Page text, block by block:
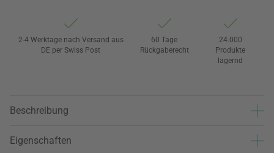
2-4 Werktage nach Versand aus
DE per Swiss Post
60 Tage
Rückgaberecht
24.000
Produkte
lagernd
Beschreibung
Eigenschaften